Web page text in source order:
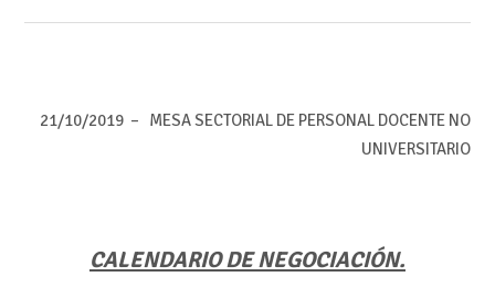
21/10/2019 – MESA SECTORIAL DE PERSONAL DOCENTE NO
UNIVERSITARIO
CALENDARIO DE NEGOCIACIÓN.